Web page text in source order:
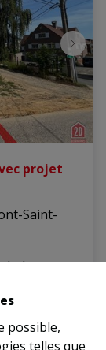
possible,
telles que
projet
Saint-